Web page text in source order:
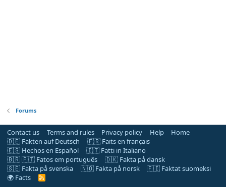
Forums
Contact us Terms and rules Privacy policy Help
Home
🇩🇪 Fakten auf Deutsch
🇫🇷 Faits en français
🇪🇸 Hechos en Español
🇮🇹 Fatti in Italiano
🇧🇷 🇵🇹 Fatos em português
🇩🇰 Fakta på dansk
🇸🇪 Fakta på svenska
🇳🇴 Fakta på norsk
🇫🇮 Faktat suomeksi
🌍 Facts
R